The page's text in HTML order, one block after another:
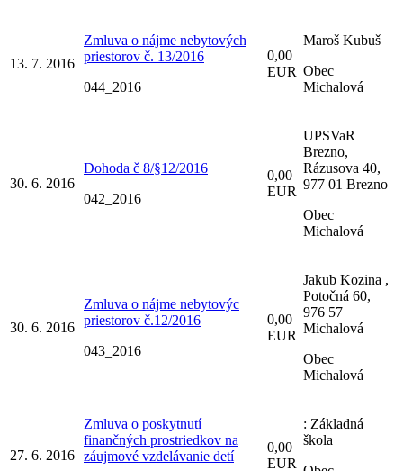
13. 7. 2016
Zmluva o nájme nebytových
priestorov č. 13/2016
044_2016
0,00
EUR
Maroš Kubuš
Obec
Michalová
30. 6. 2016
Dohoda č 8/§12/2016
042_2016
0,00
EUR
UPSVaR
Brezno,
Rázusova 40,
977 01 Brezno
Obec
Michalová
30. 6. 2016
Zmluva o nájme nebytovýc
priestorov č.12/2016
043_2016
0,00
EUR
Jakub Kozina ,
Potočná 60,
976 57
Michalová
Obec
Michalová
27. 6. 2016
Zmluva o poskytnutí
finančných prostriedkov na
záujmové vzdelávanie detí
0,00
EUR
: Základná
škola